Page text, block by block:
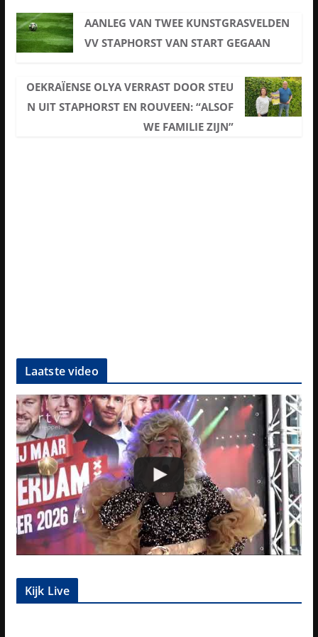
AANLEG VAN TWEE KUNSTGRASVELDEN
VV STAPHORST VAN START GEGAAN
OEKRAÏENSE OLYA VERRAST DOOR STEU
N UIT STAPHORST EN ROUVEEN: “ALSOF
WE FAMILIE ZIJN”
Laatste video
Kijk Live